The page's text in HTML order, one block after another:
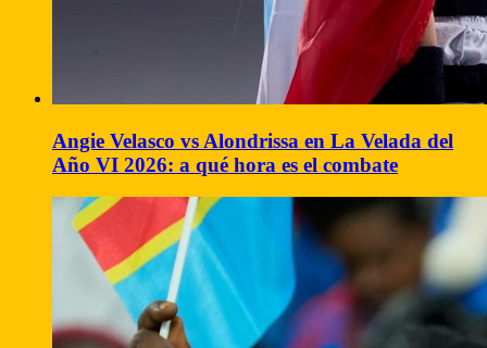
Angie Velasco vs Alondrissa en La Velada del
Año VI 2026: a qué hora es el combate